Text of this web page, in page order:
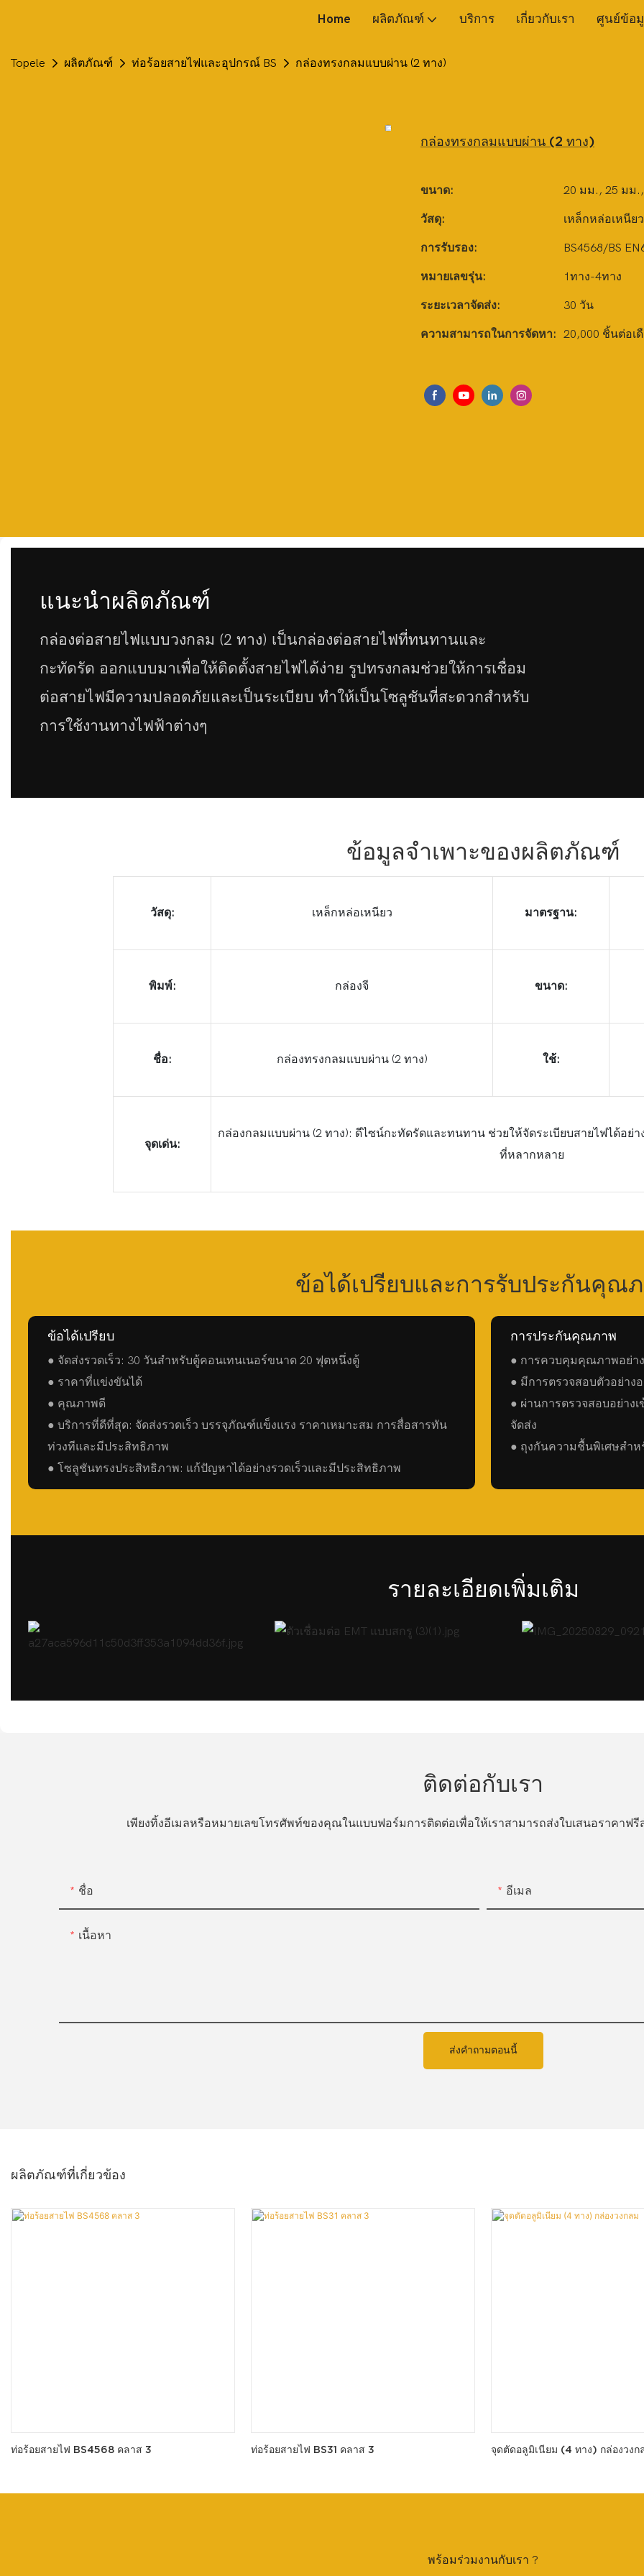
Home ผลิตภัณฑ์ บริการ เกี่ยวกับเรา ศูนย์ข้อ
Topele ผลิตภัณฑ์ ท่อร้อยสายไฟและอุปกรณ์ BS กล่องทรงกลมแบบผ่าน (2 ทาง)
กล่องทรงกลมแบบผ่าน (2 ทาง)
ขนาด: 20 มม., 25 มม
วัสดุ: เหล็กหล่อเหนียว
การรับรอง: BS4568/BS
หมายเลขรุ่น: 1ทาง-4ทาง
ระยะเวลาจัดส่ง: 30 วัน
ความสามารถในการจัดหา: 20,000 ชิ้นต่อเ
แนะนำผลิตภัณฑ์
กล่องต่อสายไฟแบบวงกลม (2 ทาง) เป็นกล่องต่อสายไฟที่ทนทานและ
กะทัดรัด ออกแบบมาเพื่อให้ติดตั้งสายไฟได้ง่าย รูปทรงกลมช่วยให้การเชื่อม
ต่อสายไฟมีความปลอดภัยและเป็นระเบียบ ทำให้เป็นโซลูชันที่สะดวกสำหรับ
การใช้งานทางไฟฟ้าต่างๆ
ข้อมูลจำเพาะของผลิตภัณฑ์
วัสดุ: เหล็กหล่อเหนียว มาตรฐาน:
พิมพ์: กล่องจี ขนาด:
ชื่อ: กล่องทรงกลมแบบผ่าน (2 ทาง) ใช้:
จุดเด่น:
กล่องกลมแบบผ่าน (2 ทาง): ดีไซน์กะทัดรัดและทนทาน ช่วยให้จัดระเบียบสายไฟได้อย่
ที่หลากหลาย
ข้อได้เปรียบและการรับประกันคุณ
ข้อได้เปรียบ
● จัดส่งรวดเร็ว: 30 วันสำหรับตู้คอนเทนเนอร์ขนาด 20 ฟุตหนึ่งตู้
● ราคาที่แข่งขันได้
● คุณภาพดี
● บริการที่ดีที่สุด: จัดส่งรวดเร็ว บรรจุภัณฑ์แข็งแรง ราคาเหมาะสม การสื่อสารทัน
ท่วงทีและมีประสิทธิภาพ
● โซลูชันทรงประสิทธิภาพ: แก้ปัญหาได้อย่างรวดเร็วและมีประสิทธิภาพ
การประกันคุณภาพ
● การควบคุมคุณภาพอย่า
● มีการตรวจสอบตัวอย่า
● ผ่านการตรวจสอบอย่า
จัดส่ง
● ถุงกันความชื้นพิเศษสำ
รายละเอียดเพิ่มเติม
ติดต่อกับเรา
เพียงทิ้งอีเมลหรือหมายเลขโทรศัพท์ของคุณในแบบฟอร์มการติดต่อเพื่อให้เราสามารถส่งใบเสนอราคาฟ
ชื่อ อีเมล
เนื้อหา
ส่งคำถามตอนนี้
ผลิตภัณฑ์ที่เกี่ยวข้อง
ท่อร้อยสายไฟ BS4568 คลาส 3 ท่อร้อยสายไฟ BS31 คลาส 3 จุดตัดอลูมิเนียม (4 ทาง) กล่องวงก
พร้อมร่วมงานกับเรา ?